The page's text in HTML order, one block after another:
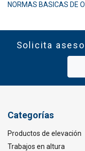
NORMAS BASICAS DE
Solicita
Categorías
Productos de elevación
Trabajos en altura
Ese sitio
Utilizamos
contenido, los